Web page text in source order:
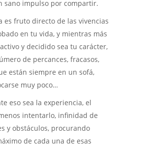
sano impulso por compartir.
es fruto directo de las vivencias
en tu vida, y mientras más
y decidido sea tu carácter,
de percances, fracasos,
están siempre en un sofá,
muy poco…
eso sea la experiencia, el
intentarlo, infinidad de
y obstáculos, procurando
de cada una de esas